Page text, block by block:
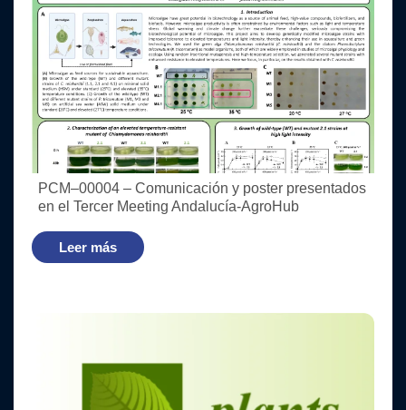
PCM–00004 – Comunicación y poster presentados
en el Tercer Meeting Andalucía-AgroHub
Leer más